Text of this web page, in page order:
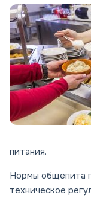
питания.
Нормы общепита
техническое